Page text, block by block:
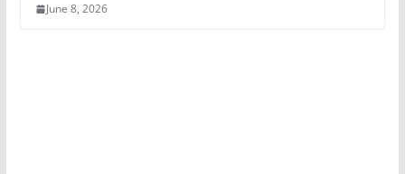
June 8, 2026